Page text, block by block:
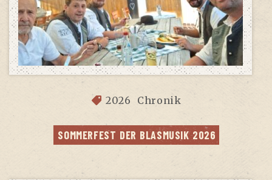
2026 Chronik
SOM­MER­FEST DER BLAS­MU­SIK 2026